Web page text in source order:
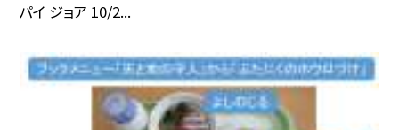
パイ ジョア 10/2...